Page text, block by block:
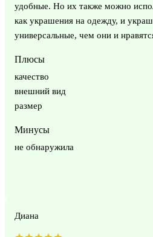
удобные. Но их также можно
как украшения на одежду, и
универсальные, чем они и
Плюсы
качество
внешний вид
размер
Минусы
не обнаружила
Диана